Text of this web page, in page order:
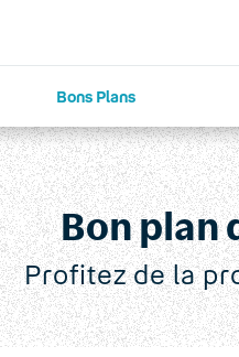
Bons Plans
Bon plan
Profitez de la